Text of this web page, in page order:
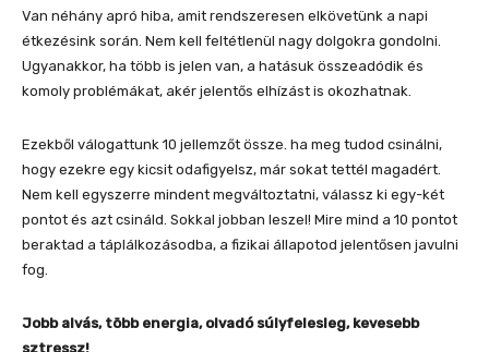
Van néhány apró hiba, amit rendszeresen elkövetünk a napi
étkezésink során. Nem kell feltétlenül nagy dolgokra gondolni.
Ugyanakkor, ha több is jelen van, a hatásuk összeadódik és
komoly problémákat, akér jelentős elhízást is okozhatnak.
Ezekből válogattunk 10 jellemzőt össze. ha meg tudod csinálni,
hogy ezekre egy kicsit odafigyelsz, már sokat tettél magadért.
Nem kell egyszerre mindent megváltoztatni, válassz ki egy-két
pontot és azt csináld. Sokkal jobban leszel! Mire mind a 10 pontot
beraktad a táplálkozásodba, a fizikai állapotod jelentősen javulni
fog.
Jobb alvás, több energia, olvadó súlyfelesleg, kevesebb
sztressz!